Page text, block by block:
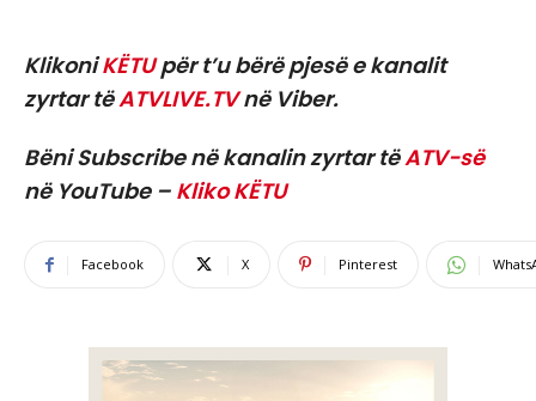
KlikoniKËTUpër t’u bërë pjesë e kanalit
zyrtar tëATVLIVE.TVnë Viber.
Bëni Subscribe në kanalin zyrtar tëATV-së
në YouTube – Kliko KËTU
Facebook X Pinterest